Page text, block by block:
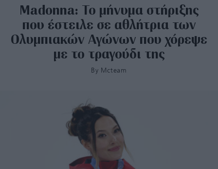
Madonna: Το μήνυμα στήριξης
που έστειλε σε αθλήτρια των
Ολυμπιακών Αγώνων που χόρεψε
με το τραγούδι της
By Mcteam